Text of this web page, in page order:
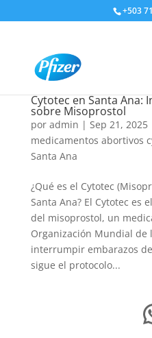
+503
Cytotec en Santa Ana:
sobre Misoprostol
por admin | Sep 21, 2025
medicamentos abortivos
Santa Ana
¿Qué es el Cytotec
Santa Ana? El Cytotec es
del misoprostol, un
Organización Mundial de
interrumpir embarazos
sigue el protocolo...